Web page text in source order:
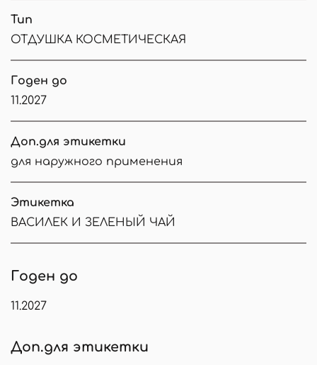
Тип
ОТДУШКА КОСМЕТИЧЕСКАЯ
Годен до
11.2027
Доп.для этикетки
для наружного применения
Этикетка
ВАСИЛЕК И ЗЕЛЕНЫЙ ЧАЙ
Годен до
11.2027
Доп.для этикетки